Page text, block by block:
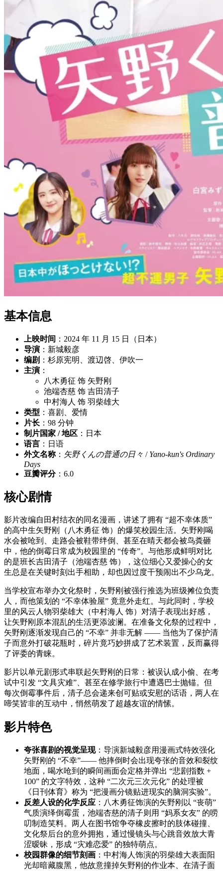
基本信息
上映时间 ：2024 年 11 月 15 日（日本）
导演 ：新城毅彦
编剧 ：杉原宪明、渡辺啓、伊吹一
主演 ：
八木勇征 饰 矢野刚
池端杏慈 饰 吉田清子
中村海人 饰 羽柴雄大
类型 ：喜剧、爱情
片长 ：98 分钟
制片国家 / 地区 ：日本
语言 ：日语
外文名称： 矢野くんの普通の日々 / Yano-kun's Ordinary
Days
豆瓣评分：6.0
核心剧情
影片改编自田村结衣的同名漫画，讲述了拥有 “超不幸体质”
的高中生矢野刚（八木勇征 饰）的爆笑校园生活。矢野刚喝
水会被呛到、走路会被鞋带绊倒、甚至在晴天都会被鸟粪砸
中，他的倒霉日常成为校园里的 “传奇”。与他形成鲜明对比
的是班长吉田清子（池端杏慈 饰），这位细心又爱操心的女
生总是在关键时刻出手相助，却也因过度干预闹出不少乌龙。
当学校宣布举办文化祭时，矢野刚被强行推选为班级摊位负责
人，而他策划的 “不幸体验屋” 竟意外走红。与此同时，学校
里的风云人物羽柴雄大（中村海人 饰）对清子表现出好感，
让矢野刚原本混乱的生活更添波澜。在准备文化祭的过程中，
矢野刚逐渐发现自己的 “不幸” 并非无解 —— 当他为了保护清
子而意外打破花瓶时，碎片竟巧妙拼成了艺术装置，反而赢得
了评委的青睐。
影片以单元剧形式串联起矢野刚的日常：被误认成小偷、在考
试中引发 “文具灾难”、甚至在修学旅行中遭遇巴士抛锚。但
每次倒霉事件后，清子总会递来创可贴或安慰的话语，两人在
啼笑皆非的互动中，悄然萌发了超越友谊的情愫。
影片特色
夸张喜剧的视觉呈现：导演新城毅彦用漫画式特效强化
矢野刚的 “不幸”—— 他摔倒时会出现夸张的音效和裂纹
地面，喝水呛到的瞬间画面会定格并弹出 “悲剧指数 +
100” 的文字特效，这种 “二次元三次元化” 的处理被
《日刊体育》称为 “把漫画分镜贴进现实的脑洞实验”。
反差人设的化学反应 ：八木勇征饰演的矢野刚以 “丧萌”
气质演绎倒霉蛋，池端杏慈的清子则用 “妈系女友” 的唠
叨制造笑料。两人在图书馆争夺橡皮擦时的肢体碰撞、
文化祭后台的意外拥抱，通过慢镜头与心跳音效放大青
涩暧昧，形成 “灾难恋爱” 的独特萌点。
校园群像的细节刻画 ：中村海人饰演的羽柴雄大表面阳
光却暗藏腹黑，他故意撞掉矢野刚的作业本、在清子面